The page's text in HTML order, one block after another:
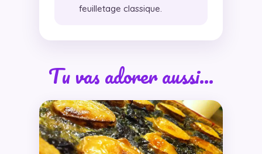
feuilletage classique.
Tu vas adorer aussi…